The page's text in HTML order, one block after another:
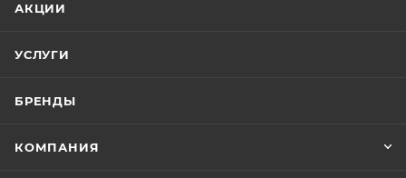
АКЦИИ
УСЛУГИ
БРЕНДЫ
КОМПАНИЯ